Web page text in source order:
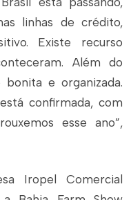
linhas de crédito,
Existe recurso
Além do
e organizada.
confirmada, com
esse ano”,
Iropel Comercial